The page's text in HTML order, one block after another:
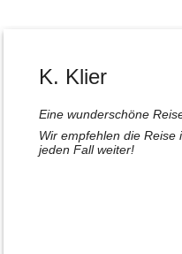
K. Klier
Eine wunderschöne
Wir empfehlen die Reise
jeden Fall weiter!